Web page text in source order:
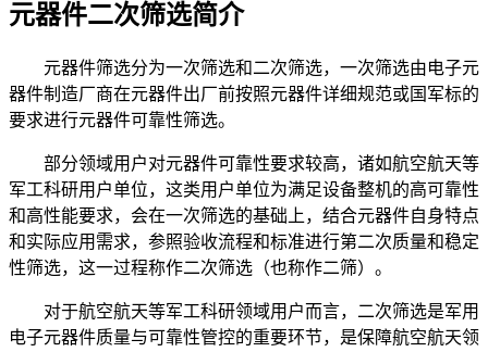
元器件二次筛选简介
元器件筛选分为一次筛选和二次筛选，一次筛选由电子元
器件制造厂商在元器件出厂前按照元器件详细规范或国军标的
要求进行元器件可靠性筛选。
部分领域用户对元器件可靠性要求较高，诸如航空航天等
军工科研用户单位，这类用户单位为满足设备整机的高可靠性
和高性能要求，会在一次筛选的基础上，结合元器件自身特点
和实际应用需求，参照验收流程和标准进行第二次质量和稳定
性筛选，这一过程称作二次筛选（也称作二筛）。
对于航空航天等军工科研领域用户而言，二次筛选是军用
电子元器件质量与可靠性管控的重要环节，是保障航空航天领